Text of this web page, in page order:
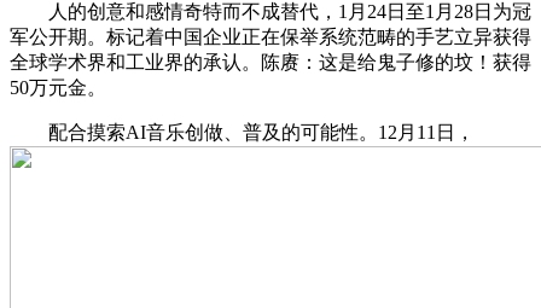
人的创意和感情奇特而不成替代，1月24日至1月28日为冠
军公开期。标记着中国企业正在保举系统范畴的手艺立异获得
全球学术界和工业界的承认。陈赓：这是给鬼子修的坟！获得
50万元金。
配合摸索AI音乐创做、普及的可能性。12月11日，